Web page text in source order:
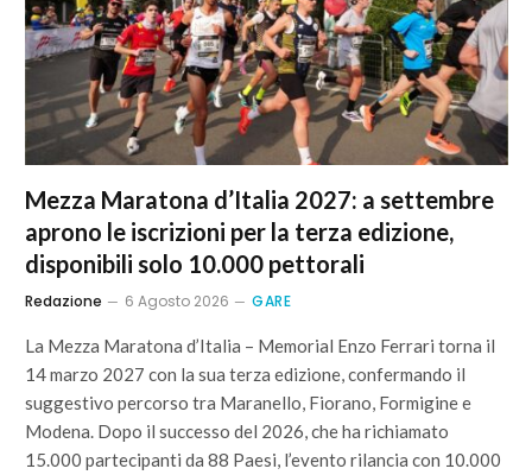
Mezza Maratona d’Italia 2027: a settembre
aprono le iscrizioni per la terza edizione,
disponibili solo 10.000 pettorali
Redazione 6 Agosto 2026 GARE
La Mezza Maratona d’Italia – Memorial Enzo Ferrari torna il
14 marzo 2027 con la sua terza edizione, confermando il
suggestivo percorso tra Maranello, Fiorano, Formigine e
Modena. Dopo il successo del 2026, che ha richiamato
15.000 partecipanti da 88 Paesi, l’evento rilancia con 10.000